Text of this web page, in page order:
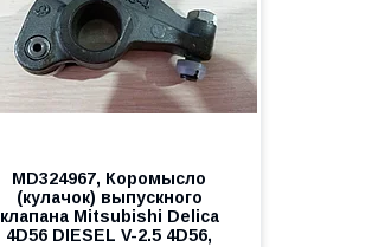
MD324967, Коромысло
(кулачок) выпускного
клапана Mitsubishi Delica
4D56 DIESEL V-2.5 4D56,